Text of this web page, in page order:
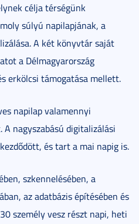
célja térségünk
súlyú napilapjának, a
A két könyvtár saját
a Délmagyarország
erkölcsi támogatása mellett.
napilap valamennyi
nagyszabású digitalizálási
és tart a mai napig is.
szkennelésében, a
az adatbázis építésében és
személy vesz részt napi, heti